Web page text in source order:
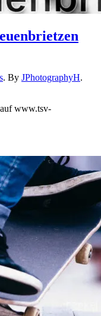
. By JPhotographyH.
auf www.tsv-